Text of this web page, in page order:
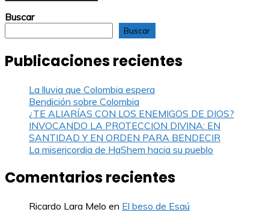
Buscar
Buscar
Publicaciones recientes
La lluvia que Colombia espera
Bendición sobre Colombia
¿TE ALIARÍAS CON LOS ENEMIGOS DE DIOS?
INVOCANDO LA PROTECCION DIVINA: EN
SANTIDAD Y EN ORDEN PARA BENDECIR
La misericordia de HaShem hacia su pueblo
Comentarios recientes
Ricardo Lara Melo en El beso de Esaú